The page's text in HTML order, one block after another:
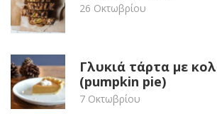
26 Οκτωβρίου
Γλυκιά τάρτα με
(pumpkin pie)
7 Οκτωβρίου